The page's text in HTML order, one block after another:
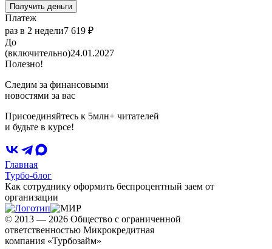
Получить деньги
Платеж
раз в 2 недели7 619 ₽
До
(включительно)24.01.2027
Полезно!
Следим за финансовыми
новостями за вас
Присоединяйтесь к 5млн+ читателей
и будьте в курсе!
Главная
Турбо-блог
Как сотруднику оформить беспроцентный заем от
организации
© 2013 — 2026 Общество с ограниченной
ответственностью Микрокредитная
компания «Турбозайм»